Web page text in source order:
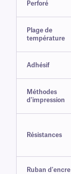
Perforé
Plage de
température
Adhésif
Méthodes
d'impression
Résistances
Ruban d'encre